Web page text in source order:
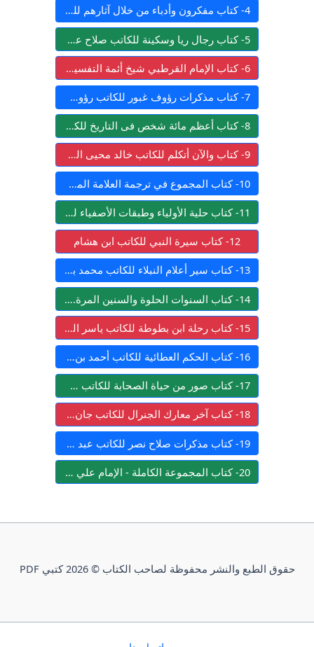
4- كتاب مفكرون وأدباء من خلال آثارهم للكاتب أنور الجندي
5- كتاب رجال ريا وسكينة للكاتب صلاح عيسى
6- كتاب الإمام القرطبي شيخ أئمة التفسير للكاتب مشهور بن حسن آل سلمان أبو عبيدة
7- كتاب مذكرات رؤوف غبور للكاتب رؤوف غبور
8- كتاب أعظم مائة شخص فى التاريخ للكاتب مايكل هارت
9- كتاب والآن أتكلم للكاتب خالد محيى الدين
10- كتاب المجموع في ترجمة العلامة المحدث الشيخ حماد بن محمد الأنصاري رحمه الله وسيرته وأقواله ورحلاته للكاتب عبد الأول بن حماد الأنصاري
11- كتاب حلية الأولياء وطبقات الأصفياء للكاتب أحمد بن عبد الله الأصفهاني أبو نعيم
12- كتاب سيرة النبي للكاتب ابن هشام
13- كتاب سير أعلام النبلاء للكاتب محمد بن أحمد بن عثمان بن قايماز الذهبي شمس الدين أبو عبد الله
14- كتاب السنوات الحلوة والسنين المرة.. مذكرات برزان التكريتي للكاتب برزان التكريتي
15- كتاب رحلة ابن بطوطة للكاتب ياسر الهادي حامد
16- كتاب الحكم العطائية للكاتب أحمد بن عطاء الله السكندري
17- كتاب صور من حياة الصحابة للكاتب عبد الرحمن رأفت الباشا
18- كتاب آخر معارك الجنرال للكاتب جان دوست
19- كتاب مذكرات صلاح نصر للكاتب عبد الله إمام
20- كتاب المجموعة الكاملة - الإمام علي بن أبي طالب للكاتب عبد الفتاح عبد المقصود
حقوق الطبع والنشر محفوظة لصاحب الكتاب © 2026 كتبي PDF